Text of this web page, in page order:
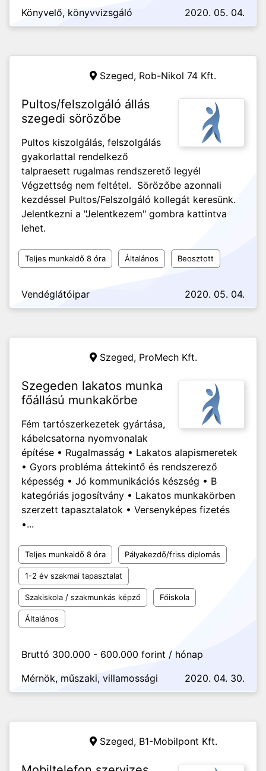
Könyvelő, könyvvizsgáló 2020. 05. 04.
Szeged, Rob-Nikol 74 Kft.
Pultos/felszolgáló állás
szegedi sörözőbe
Pultos kiszolgálás, felszolgálás
gyakorlattal rendelkező
talpraesett rugalmas rendszerető legyél
Végzettség nem feltétel. Sörözőbe azonnali
kezdéssel Pultos/Felszolgáló kollegát keresünk.
Jelentkezni a "Jelentkezem" gombra kattintva
lehet.
Teljes munkaidő 8 óra Általános Beosztott
Vendéglátóipar 2020. 05. 04.
Szeged, ProMech Kft.
Szegeden lakatos munka
főállású munkakörbe
Fém tartószerkezetek gyártása,
kábelcsatorna nyomvonalak
építése • Rugalmasság • Lakatos alapismeretek
• Gyors probléma áttekintő és rendszerező
képesség • Jó kommunikációs készség • B
kategóriás jogosítvány • Lakatos munkakörben
szerzett tapasztalatok • Versenyképes fizetés
•...
Teljes munkaidő 8 óra Pályakezdő/friss diplomás
1-2 év szakmai tapasztalat
Szakiskola / szakmunkás képző Főiskola
Általános
Bruttó 300.000 - 600.000 forint / hónap
Mérnök, műszaki, villamossági
2020. 04. 30.
Szeged, B1-Mobilpont Kft.